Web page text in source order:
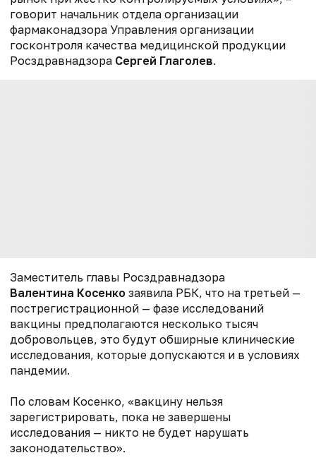
говорит начальник отдела организации
фармаконадзора Управления организации
госконтроля качества медицинской продукции
Росздравнадзора Сергей Глаголев.
Заместитель главы Росздравнадзора
Валентина Косенко заявила РБК, что на третьей —
пострегистрационной — фазе исследований
вакцины предполагаются несколько тысяч
добровольцев, это будут обширные клинические
исследования, которые допускаются и в условиях
пандемии.
По словам Косенко, «вакцину нельзя
зарегистрировать, пока не завершены
исследования — никто не будет нарушать
законодательство».